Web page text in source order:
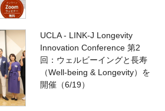
UCLA - LINK-J Longevity
Innovation Conference 第2
回：ウェルビーイングと長寿
（Well-being & Longevity）を
開催（6/19）